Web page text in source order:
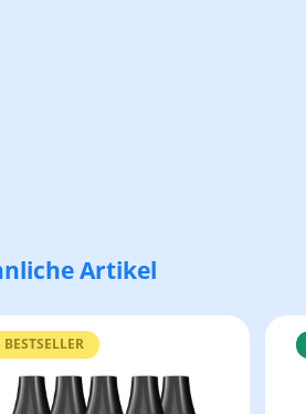
Artikel
BESTSELLER